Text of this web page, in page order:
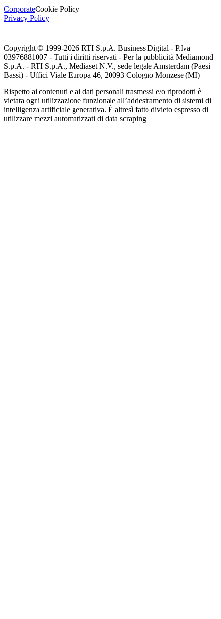
CorporateCookie Policy
Privacy Policy
Copyright © 1999-2026 RTI S.p.A. Business Digital - P.Iva
03976881007 - Tutti i diritti riservati - Per la pubblicità Mediamond
S.p.A. - RTI S.p.A., Mediaset N.V., sede legale Amsterdam (Paesi
Bassi) - Uffici Viale Europa 46, 20093 Cologno Monzese (MI)
Rispetto ai contenuti e ai dati personali trasmessi e/o riprodotti è
vietata ogni utilizzazione funzionale all’addestramento di sistemi di
intelligenza artificiale generativa. È altresì fatto divieto espresso di
utilizzare mezzi automatizzati di data scraping.